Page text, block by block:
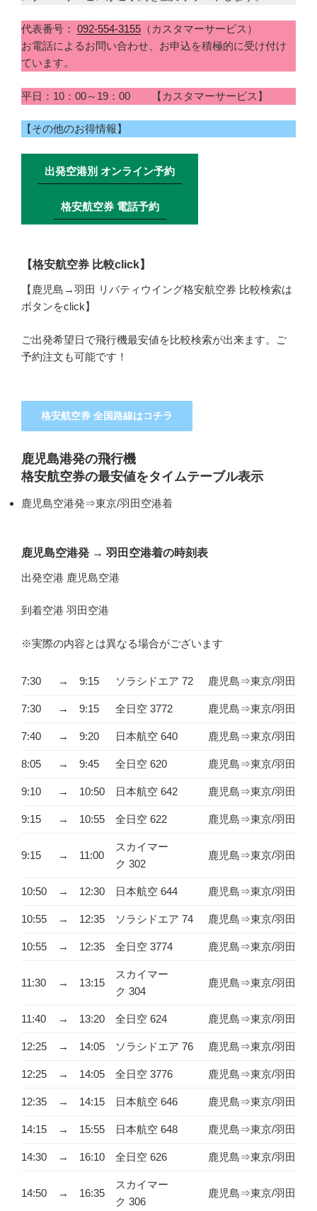
代表番号： 092-554-3155 （カスタマーサービス）
お電話によるお問い合わせ、お申込を積極的に受け付け
ています。
平日：10：00～19：00 【カスタマーサービス】
【その他のお得情報】
出発空港別 オンライン予約
格安航空券 電話予約
【格安航空券 比較click】
【鹿児島→羽田 リバティウイング格安航空券 比較検索は
ボタンをclick】
ご出発希望日で飛行機最安値を比較検索が出来ます。ご
予約注文も可能です！
格安航空券 全国路線はコチラ
鹿児島港発の飛行機
格安航空券の最安値をタイムテーブル表示
鹿児島空港発⇒東京/羽田空港着
鹿児島空港発 → 羽田空港着の時刻表
出発空港 鹿児島空港
到着空港 羽田空港
※実際の内容とは異なる場合がございます
7:30 → 9:15 ソラシドエア 72 鹿児島⇒東京/羽田
7:30 → 9:15 全日空 3772 鹿児島⇒東京/羽田
7:40 → 9:20 日本航空 640 鹿児島⇒東京/羽田
8:05 → 9:45 全日空 620 鹿児島⇒東京/羽田
9:10 → 10:50 日本航空 642 鹿児島⇒東京/羽田
9:15 → 10:55 全日空 622 鹿児島⇒東京/羽田
9:15 → 11:00
スカイマー
ク 302
鹿児島⇒東京/羽田
10:50 → 12:30 日本航空 644 鹿児島⇒東京/羽田
10:55 → 12:35 ソラシドエア 74 鹿児島⇒東京/羽田
10:55 → 12:35 全日空 3774 鹿児島⇒東京/羽田
11:30 → 13:15
スカイマー
ク 304
鹿児島⇒東京/羽田
11:40 → 13:20 全日空 624 鹿児島⇒東京/羽田
12:25 → 14:05 ソラシドエア 76 鹿児島⇒東京/羽田
12:25 → 14:05 全日空 3776 鹿児島⇒東京/羽田
12:35 → 14:15 日本航空 646 鹿児島⇒東京/羽田
14:15 → 15:55 日本航空 648 鹿児島⇒東京/羽田
14:30 → 16:10 全日空 626 鹿児島⇒東京/羽田
14:50 → 16:35
スカイマー
ク 306
鹿児島⇒東京/羽田